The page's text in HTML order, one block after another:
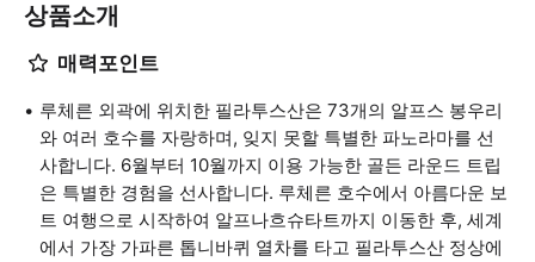
상품소개
매력포인트
루체른 외곽에 위치한 필라투스산은 73개의 알프스 봉우리
와 여러 호수를 자랑하며, 잊지 못할 특별한 파노라마를 선
사합니다. 6월부터 10월까지 이용 가능한 골든 라운드 트립
은 특별한 경험을 선사합니다. 루체른 호수에서 아름다운 보
트 여행으로 시작하여 알프나흐슈타트까지 이동한 후, 세계
에서 가장 가파른 톱니바퀴 열차를 타고 필라투스산 정상에